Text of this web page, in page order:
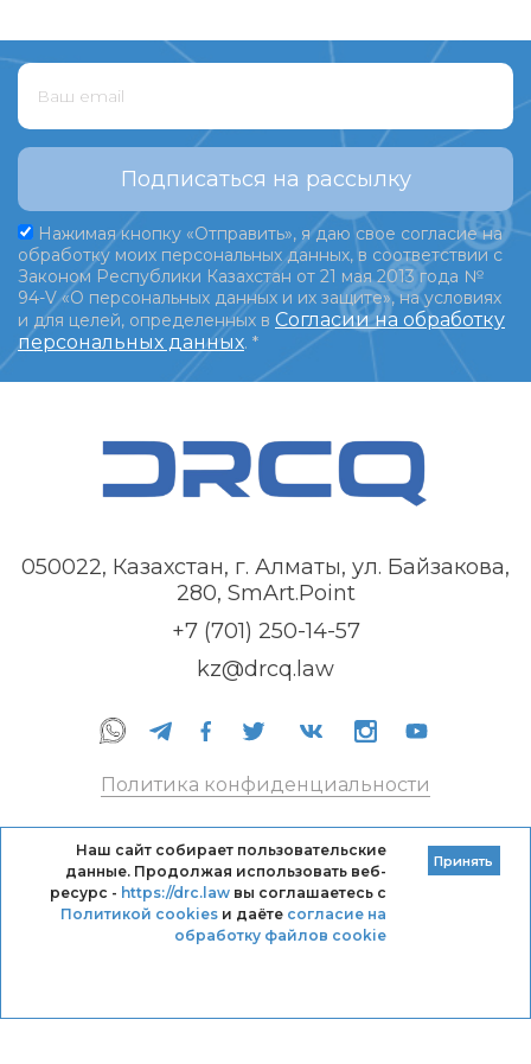
Подписаться на рассылку
Нажимая кнопку «Отправить», я даю свое согласие на
обработку моих персональных данных, в соответствии с
Законом Республики Казахстан от 21 мая 2013 года №
94-V «О персональных данных и их защите», на условиях
и для целей, определенных в Согласии на обработку
персональных данных. *
050022, Казахстан, г. Алматы, ул. Байзакова,
280, SmArt.Point
+7 (701) 250-14-57
kz@drcq.law
Политика конфиденциальности
Кодекс профессиональной этики DRC
Правила оказания услуг
Наш сайт собирает пользовательские
данные. Продолжая использовать веб-
ресурс - https://drc.lawвы соглашаетесь с
Политикой cookiesи даёте согласие на
обработку файлов cookie
Принять